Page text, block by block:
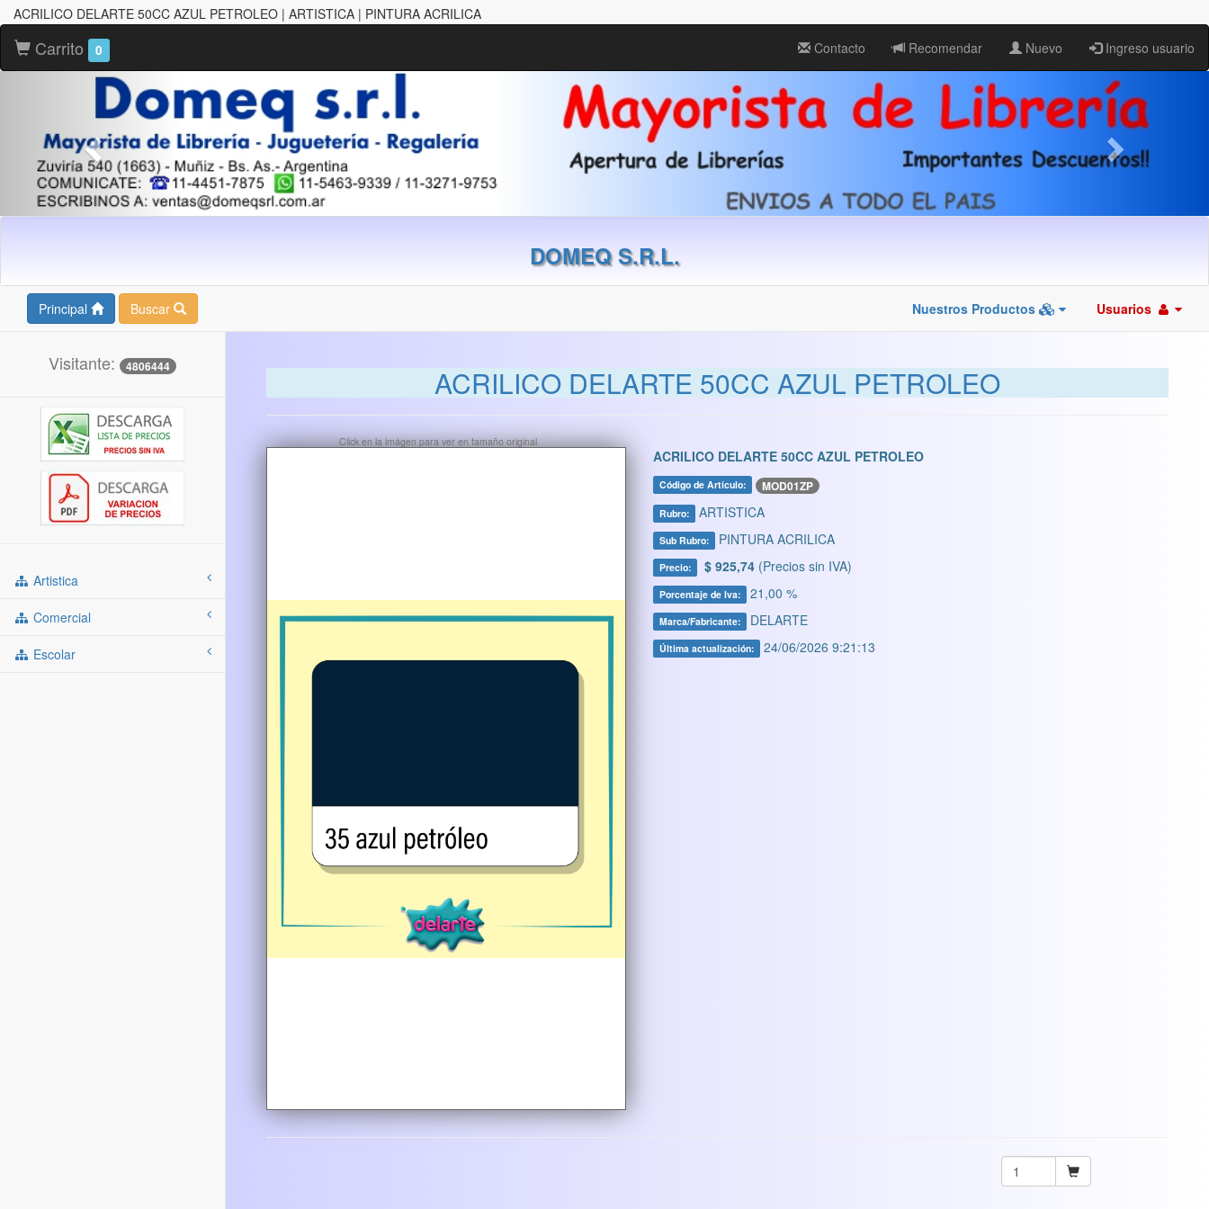
ACRILICO DELARTE 50CC AZUL PETROLEO | ARTISTICA | PINTURA ACRILICA
Carrito 0 Contacto Recomendar Nuevo Ingreso usuario
DOMEQ S.R.L.
Principal Buscar Nuestros Productos Usuarios
Visitante: 4806444
Artistica
Comercial
Escolar
ACRILICO DELARTE 50CC AZUL PETROLEO
Click en la imágen para ver en tamaño original
ACRILICO DELARTE 50CC AZUL PETROLEO
Código de Artículo: MOD01ZP
Rubro: ARTISTICA
Sub Rubro: PINTURA ACRILICA
Precio: $ 925,74 (Precios sin IVA)
Porcentaje de Iva: 21,00 %
Marca/Fabricante: DELARTE
Última actualización: 24/06/2026 9:21:13